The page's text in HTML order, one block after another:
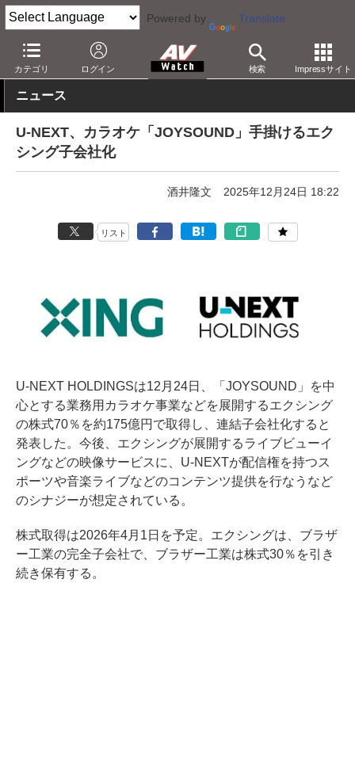
Powered by Translate
カテゴリ ログイン 検索 Impressサイト
AV Watch コンテンツ・サービス 映像配信 U-NEXT
ニュース
U-NEXT、カラオケ「JOYSOUND」手掛けるエク
シング子会社化
酒井隆文 2025年12月24日 18:22
リスト
U-NEXT HOLDINGSは12月24日、「JOYSOUND」を中
心とする業務用カラオケ事業などを展開するエクシング
の株式70％を約175億円で取得し、連結子会社化すると
発表した。今後、エクシングが展開するライブビューイ
ングなどの映像サービスに、U-NEXTが配信権を持つス
ポーツや音楽ライブなどのコンテンツ提供を行なうなど
のシナジーが想定されている。
株式取得は2026年4月1日を予定。エクシングは、ブラザ
ー工業の完全子会社で、ブラザー工業は株式30％を引き
続き保有する。